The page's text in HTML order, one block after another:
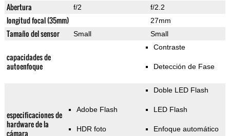
Abertura f/2 f/2.2
longitud focal (35mm) 27mm
Tamaño del sensor Small Small
capacidades de
autoenfoque
Contraste
Detección de Fase
especificaciones de
hardware de la
cámara
Adobe Flash
HDR foto
Doble LED Flash
LED Flash
Enfoque automático